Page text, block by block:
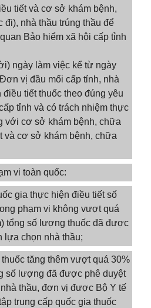
tiết và cơ sở khám bệnh,
đi), nhà thầu trúng thầu để
Bảo hiểm xã hội cấp tỉnh
ngày làm việc kể từ ngày
vị đầu mối cấp tỉnh, nhà
tiết thuốc theo đúng yêu
tỉnh và có trách nhiệm thực
với cơ sở khám bệnh, chữa
và cơ sở khám bệnh, chữa
vi toàn quốc:
gia thực hiện điều tiết số
phạm vi không vượt quá
tổng số lượng thuốc đã được
lựa chọn nhà thầu;
tăng thêm vượt quá 30%
số lượng đã được phê duyệt
thầu, đơn vị được Bộ Y tế
trung cấp quốc gia thuốc